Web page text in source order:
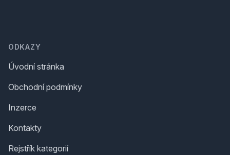
ODKAZY
Úvodní stránka
Obchodní podmínky
Inzerce
Kontakty
Rejstřík kategorií